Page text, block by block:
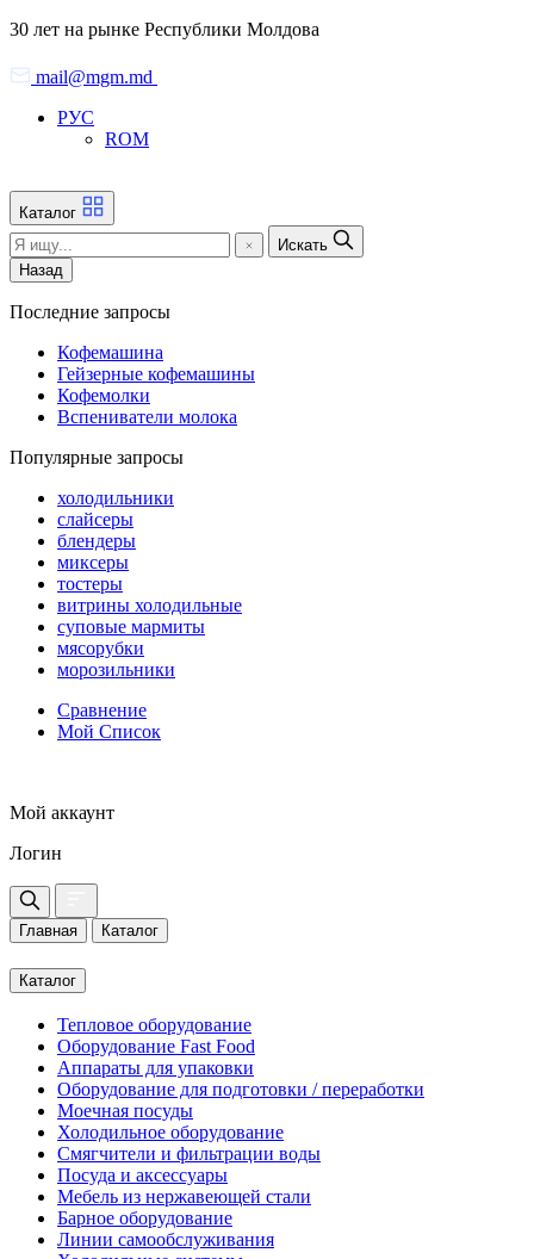
Skip
the
content
30 лет на рынке Республики Молдова
mail@mgm.md
РУС
ROM
Каталог
Искать
Назад
Последние запросы
Кофемашина
Гейзерные кофемашины
Кофемолки
Вспениватели молока
Популярные запросы
холодильники
слайсеры
блендеры
миксеры
тостеры
витрины холодильные
суповые мармиты
мясорубки
морозильники
Сравнение
Мой Список
Мой аккаунт
Логин
Главная Каталог
Каталог
Тепловое оборудование
Оборудование Fast Food
Аппараты для упаковки
Оборудование для подготовки / переработки
Моечная посуды
Холодильное оборудование
Смягчители и фильтрации воды
Посуда и аксессуары
Мебель из нержавеющей стали
Барное оборудование
Линии самообслуживания